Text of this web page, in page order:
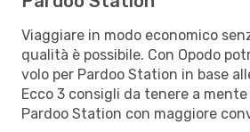
Viaggiare in modo economico
qualità è possibile. Con Opodo
volo per Pardoo Station in base
Ecco 3 consigli da tenere a
Pardoo Station con maggiore